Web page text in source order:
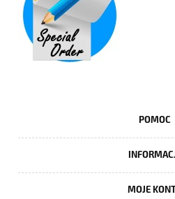
POMOC
MOJE